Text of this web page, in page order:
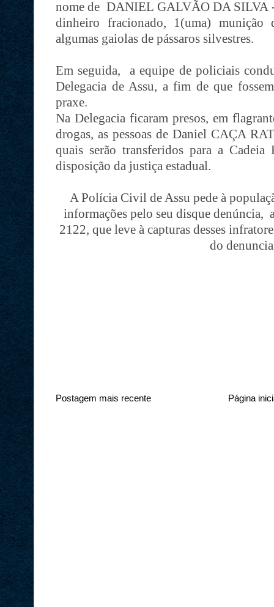
nome de DANIEL GALVÃO DA SILVA
dinheiro fracionado, 1(uma)
algumas gaiolas de pássaros silvestres.
Em seguida, a equipe de policiais
Delegacia de Assu, a fim de que
praxe.
Na Delegacia ficaram presos, em
drogas, as pessoas de Daniel CAÇA
quais serão transferidos para a
disposição da justiça estadual.
A Polícia Civil de Assu pede à
informações pelo seu disque
2122, que leve à capturas desses
do
Postagem mais recente Página